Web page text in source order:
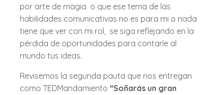
por arte de magia o que ese tema de las
habilidades comunicativas no es para mi o nada
tiene que ver con mi rol, se siga reflejando en la
pérdida de oportunidades para contarle al
mundo tus ideas.
Revisemos la segunda pauta que nos entregan
como TEDMandamiento “Soñarás un gran